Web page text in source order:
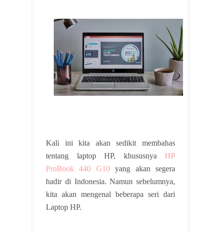
Kali ini kita akan sedikit membahas
tentang laptop HP, khususnya HP
ProBook 440 G10yang akan segera
hadir di Indonesia. Namun sebelumnya,
kita akan mengenal beberapa seri dari
Laptop HP.